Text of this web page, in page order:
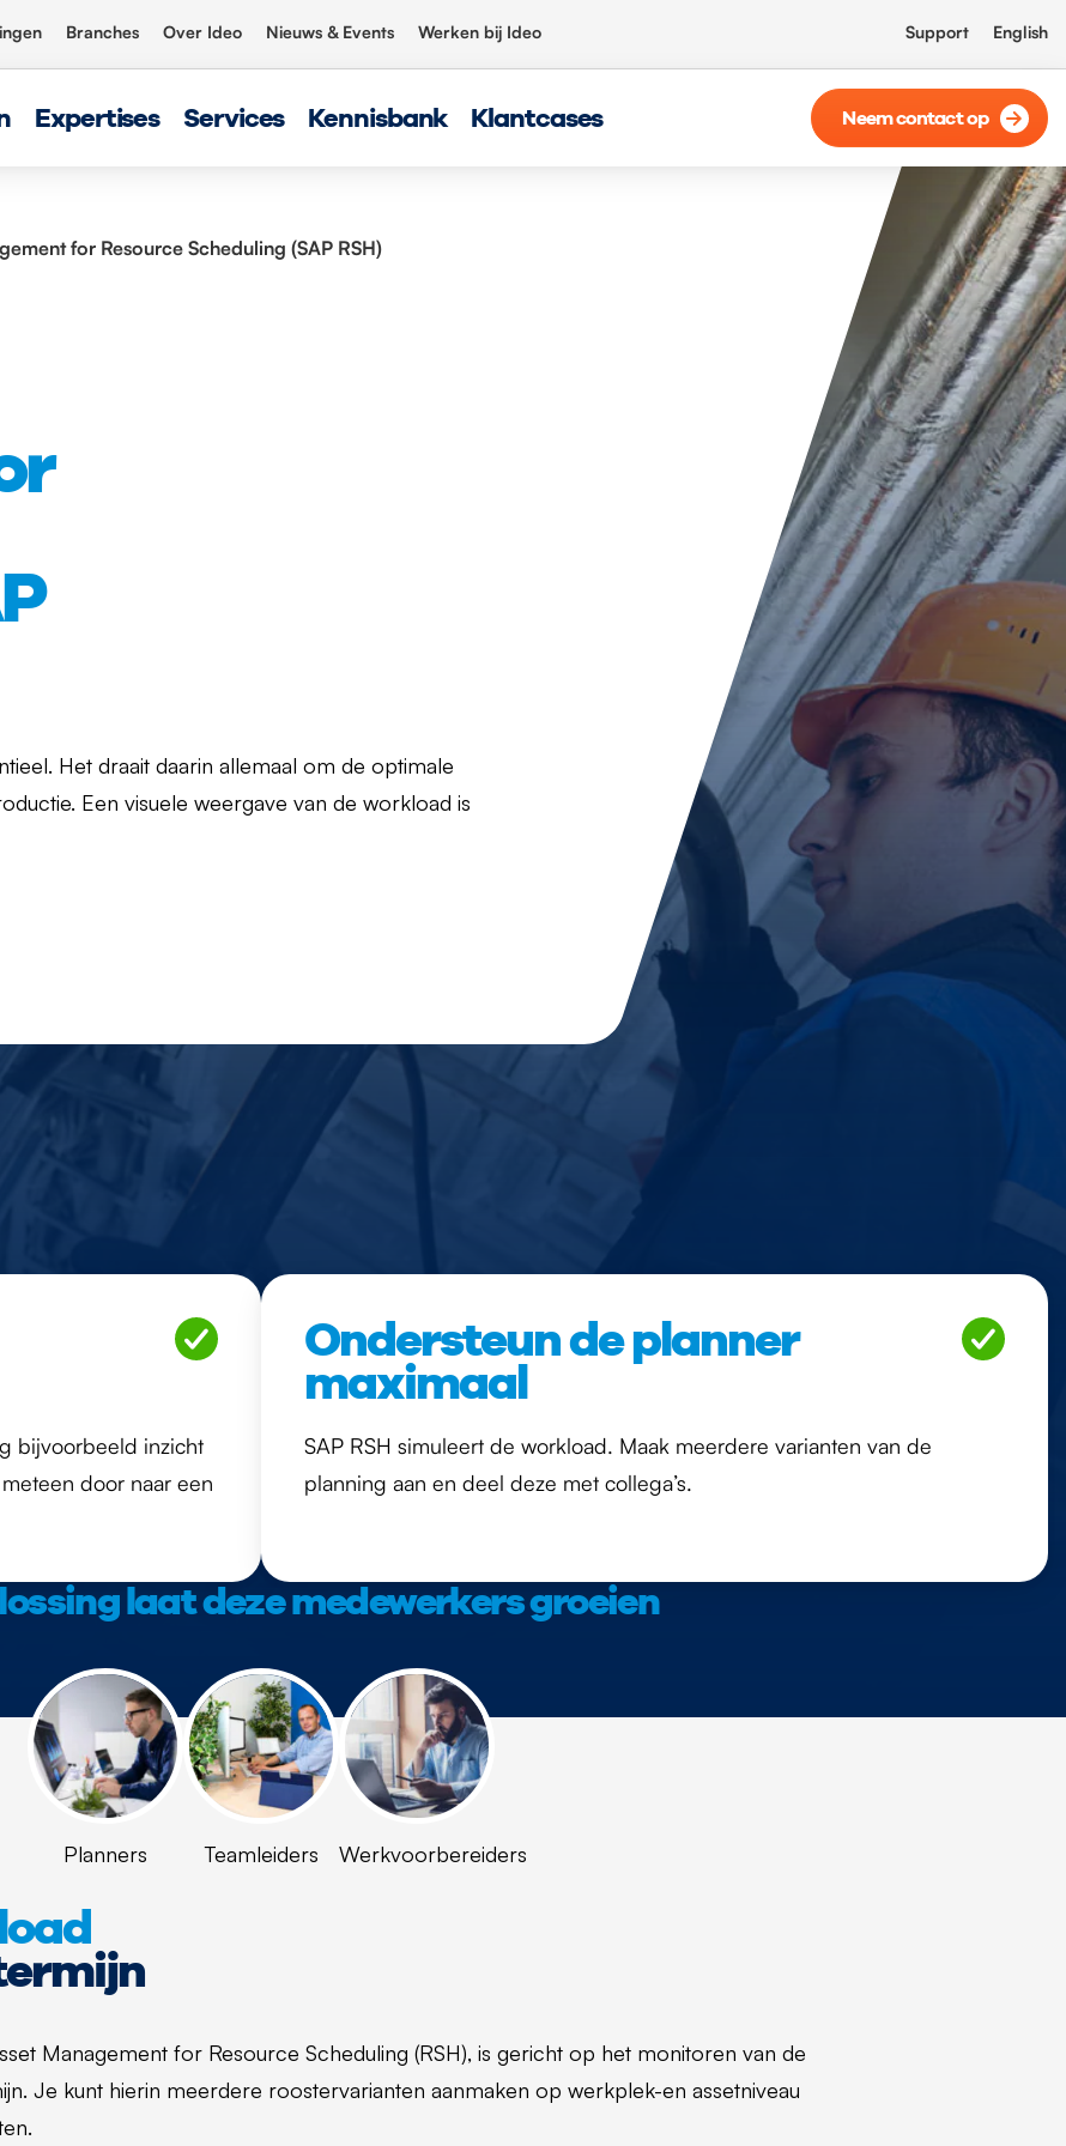
Branches Over Ideo Nieuws & Events Werken bij Ideo Support English
Expertises Services Kennisbank Klantcases Neem contact op
for Resource Scheduling (SAP RSH)
Het draait daarin allemaal om de optimale
Een visuele weergave van de workload is
bijvoorbeeld inzicht
door naar een
Ondersteun de planner
maximaal
SAP RSH simuleert de workload. Maak meerdere varianten van de
planning aan en deel deze met collega’s.
laat deze medewerkers groeien
Planners Teamleiders Werkvoorbereiders
Management for Resource Scheduling (RSH), is gericht op het monitoren van de
Je kunt hierin meerdere roostervarianten aanmaken op werkplek-en assetniveau